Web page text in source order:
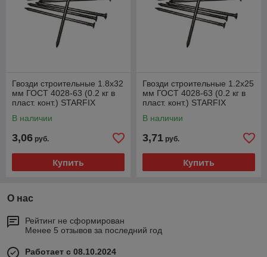
Гвозди строительные 1.8х32
мм ГОСТ 4028-63 (0.2 кг в
пласт. конт.) STARFIX
В наличии
3,06 руб.
Купить
Гвозди строительные 1.2х25
мм ГОСТ 4028-63 (0.2 кг в
пласт. конт.) STARFIX
В наличии
3,71 руб.
Купить
О нас
Рейтинг не сформирован
Менее 5 отзывов за последний год
Работает с 08.10.2024